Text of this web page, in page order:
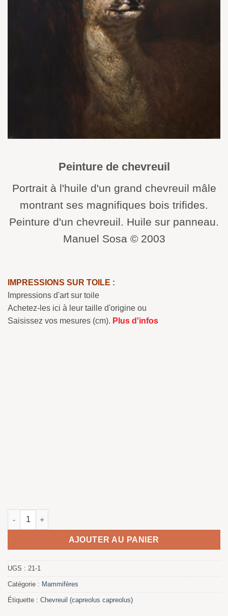
Peinture de chevreuil
Portrait à l'huile d'un grand chevreuil mâle
montrant ses magnifiques bois trifides.
Peinture d'un chevreuil. Huile sur panneau.
Manuel Sosa © 2003
IMPRESSIONS SUR TOILE :
Impressions d'art sur toile
Achetez-les ici à leur taille d'origine ou
Saisissez vos mesures (cm). Plus d'infos
quantité de Corzo Image - Peinture
AJOUTER AU PANIER
UGS : 21-1
Catégorie : Mammifères
Étiquette : Chevreuil (capreolus capreolus)